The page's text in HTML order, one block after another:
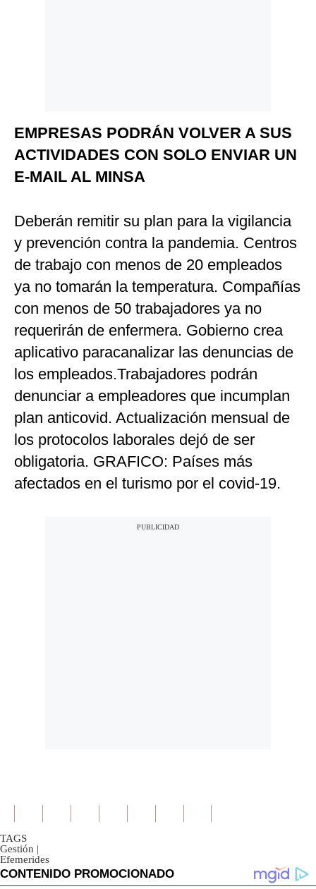
EMPRESAS PODRÁN VOLVER A SUS
ACTIVIDADES CON SOLO ENVIAR UN
E-MAIL AL MINSA
Deberán remitir su plan para la vigilancia
y prevención contra la pandemia. Centros
de trabajo con menos de 20 empleados
ya no tomarán la temperatura. Compañías
con menos de 50 trabajadores ya no
requerirán de enfermera. Gobierno crea
aplicativo paracanalizar las denuncias de
los empleados.Trabajadores podrán
denunciar a empleadores que incumplan
plan anticovid. Actualización mensual de
los protocolos laborales dejó de ser
obligatoria. GRAFICO: Países más
afectados en el turismo por el covid-19.
TAGS
Gestión |
Efemerides